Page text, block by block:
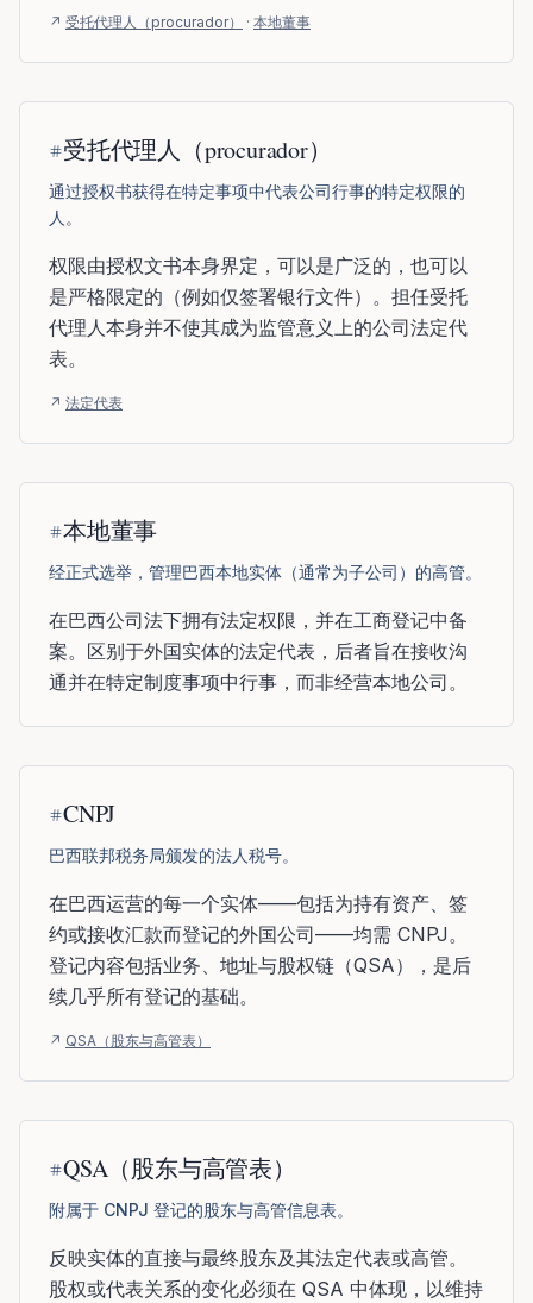
↗ 受托代理人（procurador） · 本地董事
受托代理人（procurador）
通过授权书获得在特定事项中代表公司行事的特定权限的
人。
权限由授权文书本身界定，可以是广泛的，也可以
是严格限定的（例如仅签署银行文件）。担任受托
代理人本身并不使其成为监管意义上的公司法定代
表。
↗ 法定代表
本地董事
经正式选举，管理巴西本地实体（通常为子公司）的高管。
在巴西公司法下拥有法定权限，并在工商登记中备
案。区别于外国实体的法定代表，后者旨在接收沟
通并在特定制度事项中行事，而非经营本地公司。
CNPJ
巴西联邦税务局颁发的法人税号。
在巴西运营的每一个实体——包括为持有资产、签
约或接收汇款而登记的外国公司——均需 CNPJ。
登记内容包括业务、地址与股权链（QSA），是后
续几乎所有登记的基础。
↗ QSA（股东与高管表）
QSA（股东与高管表）
附属于 CNPJ 登记的股东与高管信息表。
反映实体的直接与最终股东及其法定代表或高管。
股权或代表关系的变化必须在 QSA 中体现，以维持